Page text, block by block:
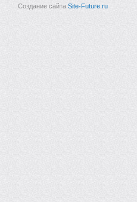
Создание сайта Site-Future.ru